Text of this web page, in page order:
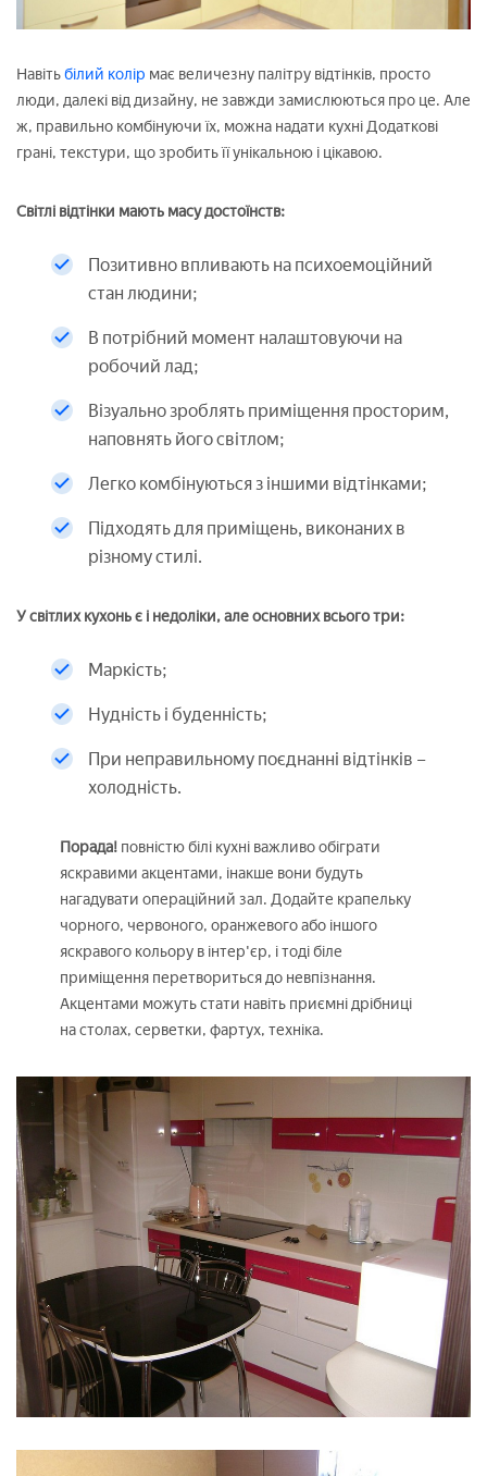
Навітьбілий колір має величезну палітру відтінків, просто
люди, далекі від дизайну, не завжди замислюються про це. Але
ж, правильно комбінуючи їх, можна надати кухні Додаткові
грані, текстури, що зробить її унікальною і цікавою.
Світлі відтінки мають масу достоїнств:
Позитивно впливають на психоемоційний
стан людини;
В потрібний момент налаштовуючи на
робочий лад;
Візуально зроблять приміщення просторим,
наповнять його світлом;
Легко комбінуються з іншими відтінками;
Підходять для приміщень, виконаних в
різному стилі.
У світлих кухонь є і недоліки, але основних всього три:
Маркість;
Нудність і буденність;
При неправильному поєднанні відтінків –
холодність.
Порада! повністю білі кухні важливо обіграти
яскравими акцентами, інакше вони будуть
нагадувати операційний зал. Додайте крапельку
чорного, червоного, оранжевого або іншого
яскравого кольору в інтер'єр, і тоді біле
приміщення перетвориться до невпізнання.
Акцентами можуть стати навіть приємні дрібниці
на столах, серветки, фартух, техніка.